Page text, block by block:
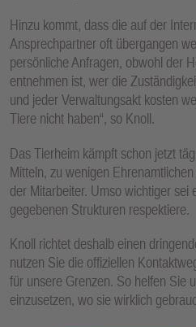
Hinzu kommt, dass die auf der
Ansprechpartner oft übergangen
persönliche Anfragen, obwohl der
entnehmen ist, wer die
und jeder Verwaltungsakt kosten
Tiere nicht haben“, so Knoll.
Das Tierheim kämpft schon jetzt
Mitteln, zu wenigen
der Mitarbeiter. Umso wichtiger sei
gegebenen Strukturen respektiere.
Knoll richtet deshalb einen
nutzen Sie die offiziellen
für unsere Grenzen. So helfen Sie
einzusetzen, wo sie wirklich